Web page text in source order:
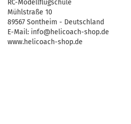
RC-Modellflugschule
Mühlstraße 10
89567 Sontheim - Deutschland
E-Mail: info@helicoach-shop.de
www.helicoach-shop.de